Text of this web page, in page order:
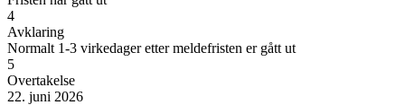
4
Avklaring
Normalt 1-3 virkedager etter meldefristen er gått ut
5
Overtakelse
22. juni 2026